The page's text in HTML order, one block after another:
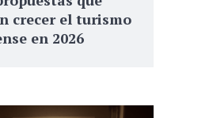
crecer el turismo
en 2026